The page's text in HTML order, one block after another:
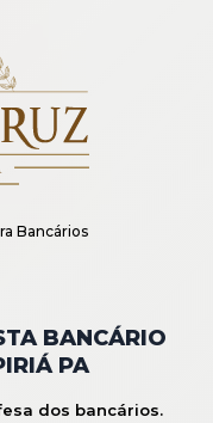
Bancários
BANCÁRIO
PA
dos bancários.